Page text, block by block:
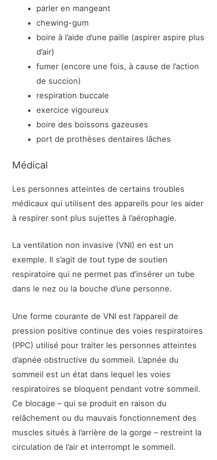
parler en mangeant
chewing-gum
boire à l’aide d’une paille (aspirer aspire plus
d’air)
fumer (encore une fois, à cause de l’action
de succion)
respiration buccale
exercice vigoureux
boire des boissons gazeuses
port de prothèses dentaires lâches
Médical
Les personnes atteintes de certains troubles
médicaux qui utilisent des appareils pour les aider
à respirer sont plus sujettes à l’aérophagie.
La ventilation non invasive (VNI) en est un
exemple. Il s’agit de tout type de soutien
respiratoire qui ne permet pas d’insérer un tube
dans le nez ou la bouche d’une personne.
Une forme courante de VNI est l’appareil de
pression positive continue des voies respiratoires
(PPC) utilisé pour traiter les personnes atteintes
d’apnée obstructive du sommeil. L’apnée du
sommeil est un état dans lequel les voies
respiratoires se bloquent pendant votre sommeil.
Ce blocage – qui se produit en raison du
relâchement ou du mauvais fonctionnement des
muscles situés à l’arrière de la gorge – restreint la
circulation de l’air et interrompt le sommeil.